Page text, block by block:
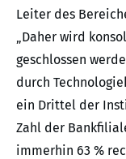
Leiter des
„Daher wird
geschlossen
durch
ein Drittel der
Zahl der
immerhin 63 %